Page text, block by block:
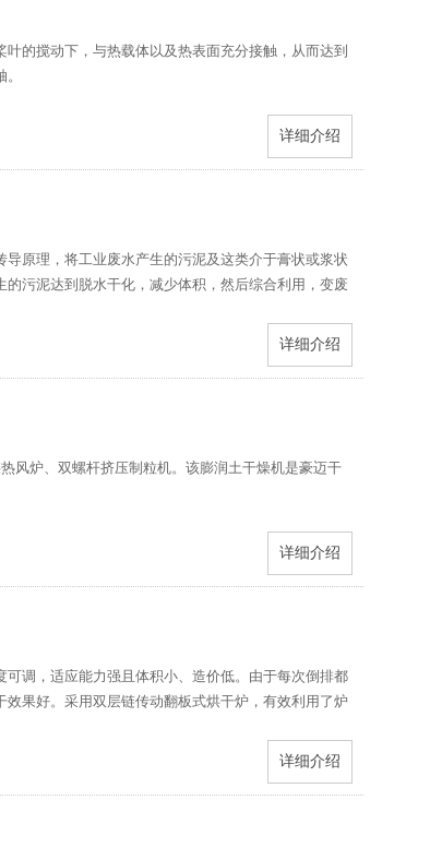
的搅动下，与热载体以及热表面充分接触，从而达到
详细介绍
原理，将工业废水产生的污泥及这类介于膏状或浆状
污泥达到脱水干化，减少体积，然后综合利用，变废
详细介绍
风炉、双螺杆挤压制粒机。该膨润土干燥机是豪迈干
详细介绍
调，适应能力强且体积小、造价低。由于每次倒排都
果好。采用双层链传动翻板式烘干炉，有效利用了炉
详细介绍